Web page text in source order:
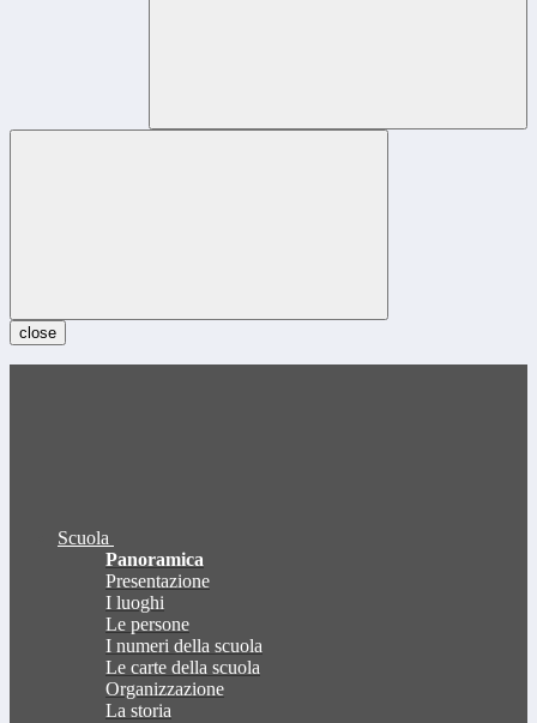
close
Scuola
Panoramica
Presentazione
I luoghi
Le persone
I numeri della scuola
Le carte della scuola
Organizzazione
La storia